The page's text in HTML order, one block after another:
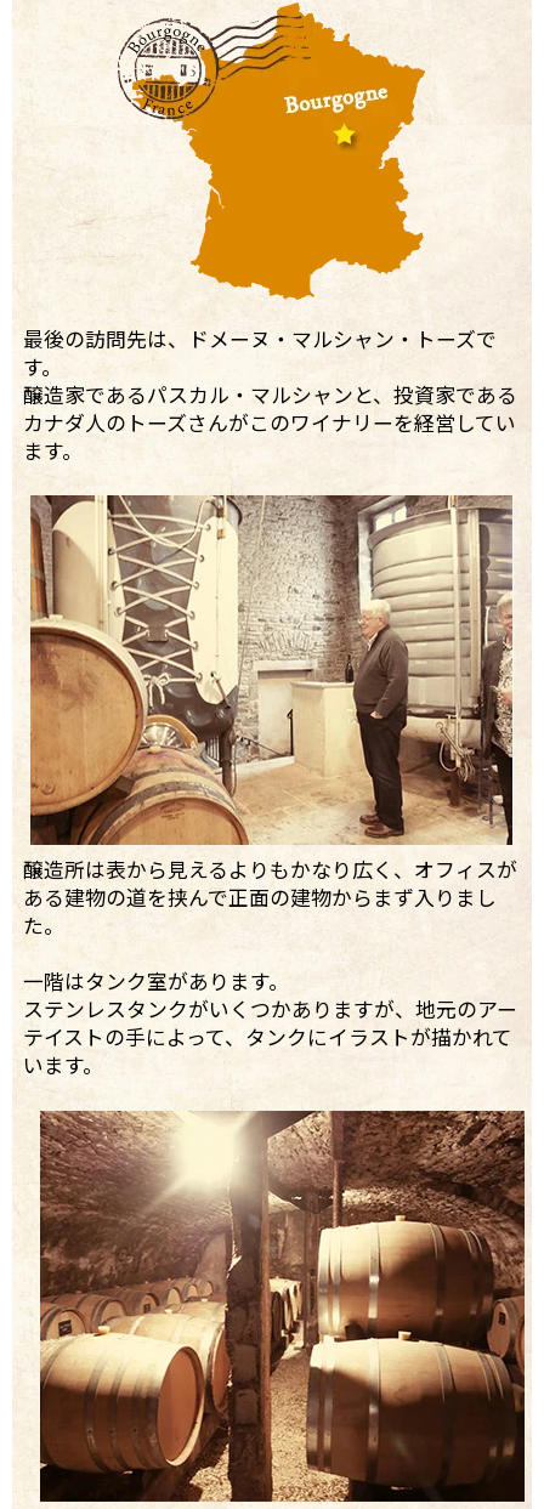
最後の訪問先は、ドメーヌ・マルシャン・トーズで
す。
醸造家であるパスカル・マルシャンと、投資家である
カナダ人のトーズさんがこのワイナリーを経営してい
ます。
醸造所は表から見えるよりもかなり広く、オフィスが
ある建物の道を挟んで正面の建物からまず入りまし
た。
一階はタンク室があります。
ステンレスタンクがいくつかありますが、地元のアー
テイストの手によって、タンクにイラストが描かれて
います。